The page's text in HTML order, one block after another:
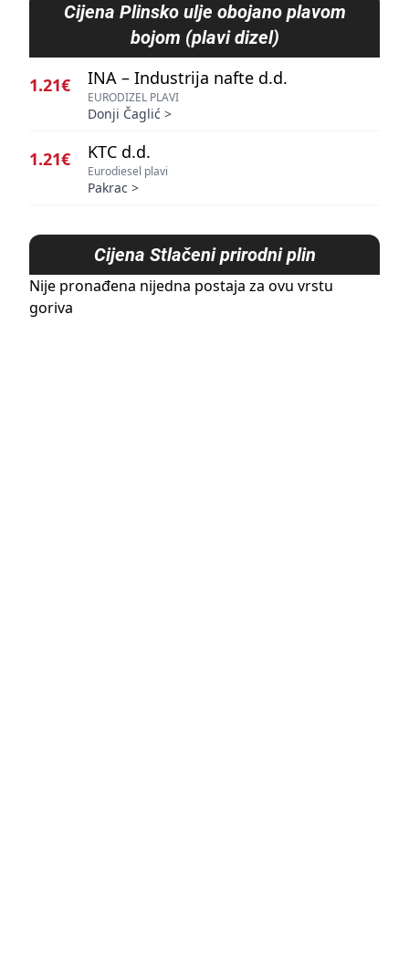
Cijena Plinsko ulje obojano plavom
bojom (plavi dizel)
1.21€ INA – Industrija nafte d.d.
EURODIZEL PLAVI
Donji Čaglić >
1.21€ KTC d.d.
Eurodiesel plavi
Pakrac >
Cijena Stlačeni prirodni plin
Nije pronađena nijedna postaja za ovu vrstu
goriva